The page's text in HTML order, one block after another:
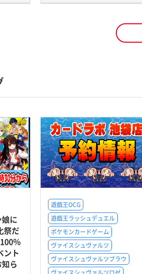
に
祭だ
％
ント
ら
遊戯王OCG
遊戯王ラッシュデュエル
ポケモンカードゲーム
ヴァイスシュヴァルツ
ヴァイスシュヴァルツブラウ